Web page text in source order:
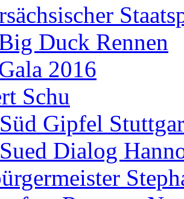
Duck Rennen
2016
Schu
Gipfel
Dialog